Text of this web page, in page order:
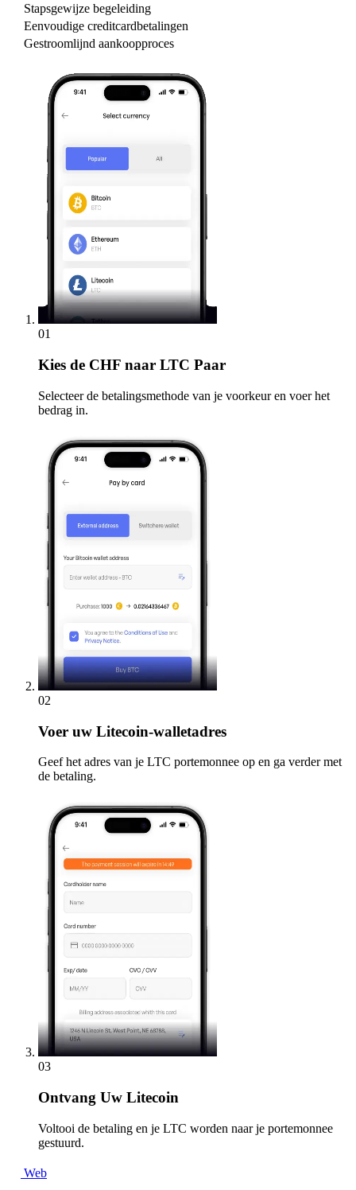
Stapsgewijze begeleiding
Eenvoudige creditcardbetalingen
Gestroomlijnd aankoopproces
01
Kies de CHF naar LTC Paar
Selecteer de betalingsmethode van je voorkeur en voer het
bedrag in.
02
Voer uw Litecoin-walletadres
Geef het adres van je LTC portemonnee op en ga verder met
de betaling.
03
Ontvang Uw Litecoin
Voltooi de betaling en je LTC worden naar je portemonnee
gestuurd.
Web